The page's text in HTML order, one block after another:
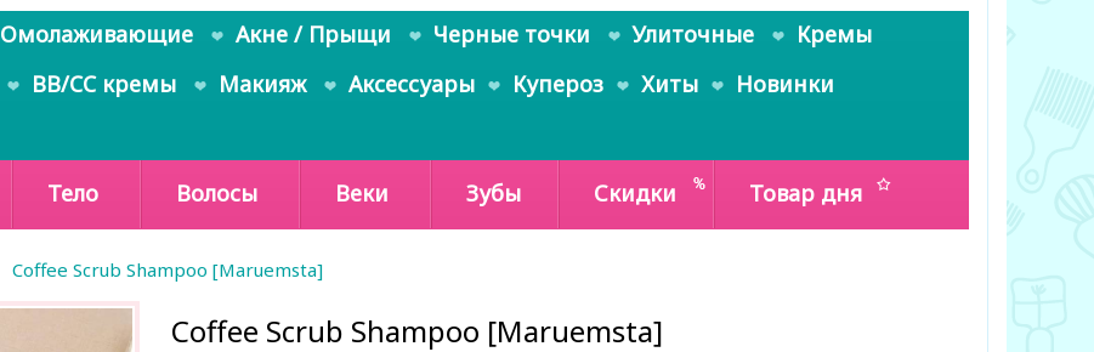
Омолаживающие Акне / Прыщи Черные точки Улиточные
Кремы
BB/CC кремы Макияж Аксессуары Купероз Хиты
Новинки
Тело Волосы Веки Зубы Скидки Товар дня
Coffee Scrub Shampoo [Maruemsta]
Coffee Scrub Shampoo [Maruemsta]